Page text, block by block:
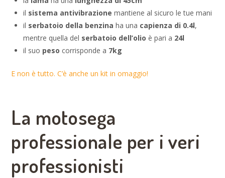
il sistema antivibrazione mantiene al sicuro le tue mani
il serbatoio della benzina ha una capienza di 0.4l,
mentre quella del serbatoio dell’olio è pari a 24l
il suo peso corrisponde a 7kg
E non è tutto. C’è anche un kit in omaggio!
La motosega
professionale per i veri
professionisti